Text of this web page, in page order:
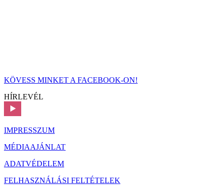
KÖVESS MINKET A FACEBOOK-ON!
HÍRLEVÉL
IMPRESSZUM
MÉDIAAJÁNLAT
ADATVÉDELEM
FELHASZNÁLÁSI FELTÉTELEK